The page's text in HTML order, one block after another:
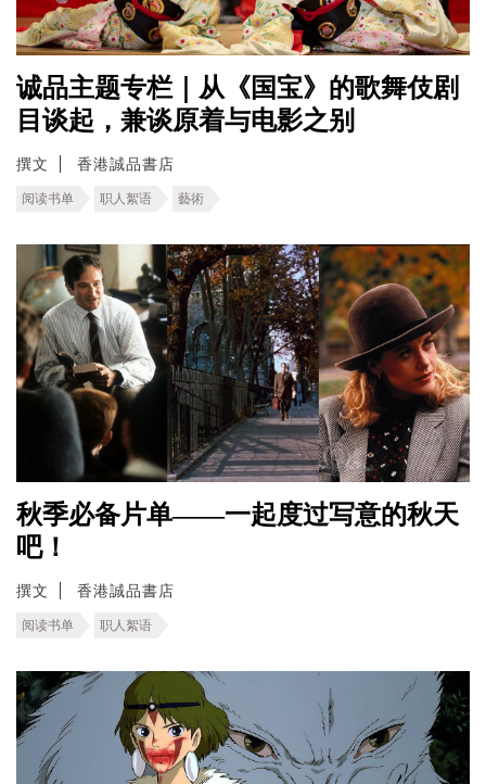
诚品主题专栏｜从《国宝》的歌舞伎剧
目谈起，兼谈原着与电影之别
撰文 香港誠品書店
阅读书单 职人絮语 藝術
秋季必备片单——一起度过写意的秋天
吧！
撰文 香港誠品書店
阅读书单 职人絮语